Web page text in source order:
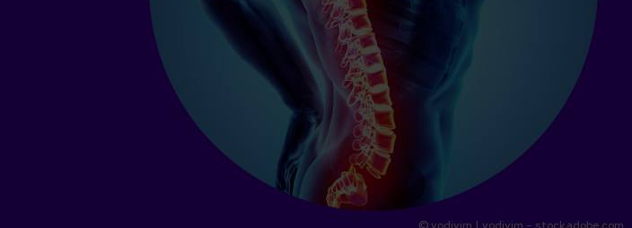
© yodiyim | yodiyim – stock.adobe.com